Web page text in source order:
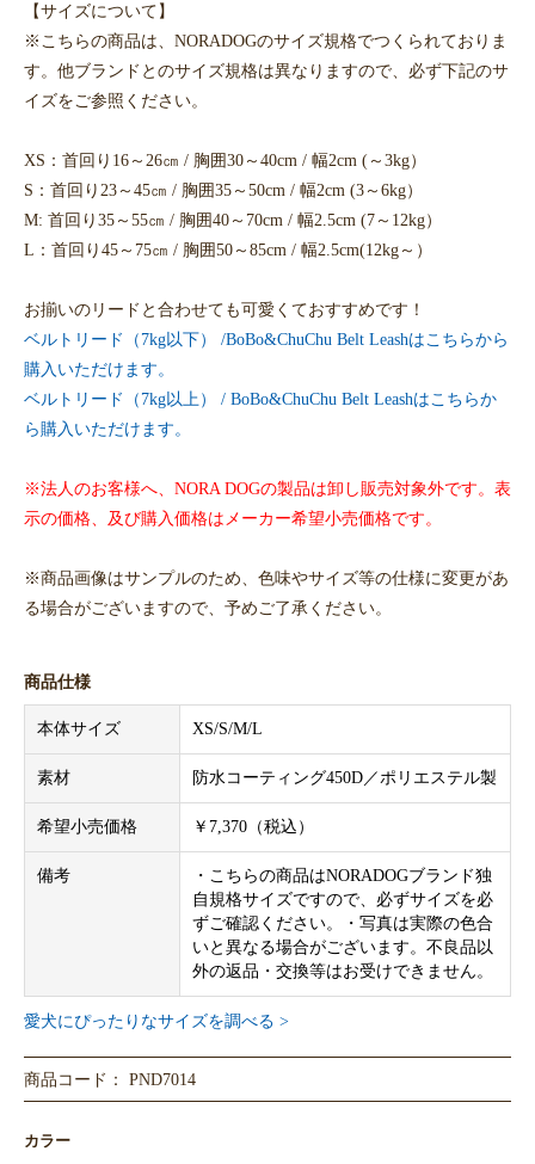
【サイズについて】
※こちらの商品は、NORADOGのサイズ規格でつくられておりま
す。他ブランドとのサイズ規格は異なりますので、必ず下記のサ
イズをご参照ください。
XS：首回り16～26㎝ / 胸囲30～40cm / 幅2cm (～3kg）
S：首回り23～45㎝ / 胸囲35～50cm / 幅2cm (3～6kg）
M: 首回り35～55㎝ / 胸囲40～70cm / 幅2.5cm (7～12kg）
L：首回り45～75㎝ / 胸囲50～85cm / 幅2.5cm(12kg～）
お揃いのリードと合わせても可愛くておすすめです！
ベルトリード（7kg以下） /BoBo&ChuChu Belt Leashはこちらから
購入いただけます。
ベルトリード（7kg以上） / BoBo&ChuChu Belt Leashはこちらか
ら購入いただけます。
※法人のお客様へ、NORA DOGの製品は卸し販売対象外です。表
示の価格、及び購入価格はメーカー希望小売価格です。
※商品画像はサンプルのため、色味やサイズ等の仕様に変更があ
る場合がございますので、予めご了承ください。
商品仕様
本体サイズ XS/S/M/L
素材 防水コーティング450D／ポリエステル製
希望小売価格 ￥7,370（税込）
備考
・こちらの商品はNORADOGブランド独
自規格サイズですので、必ずサイズを必
ずご確認ください。・写真は実際の色合
いと異なる場合がございます。不良品以
外の返品・交換等はお受けできません。
愛犬にぴったりなサイズを調べる >
商品コード： PND7014
カラー